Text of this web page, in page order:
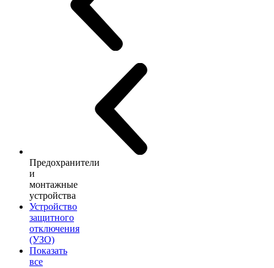
Предохранители
и
монтажные
устройства
Устройство
защитного
отключения
(УЗО)
Показать
все